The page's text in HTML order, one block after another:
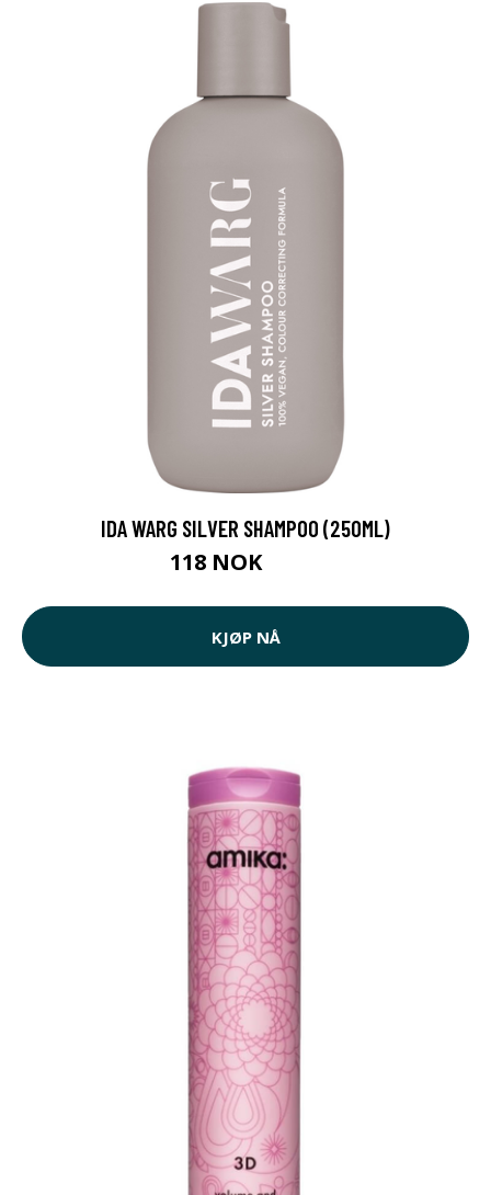
IDA WARG SILVER SHAMPOO (250ML)
118 NOK
KJØP NÅ